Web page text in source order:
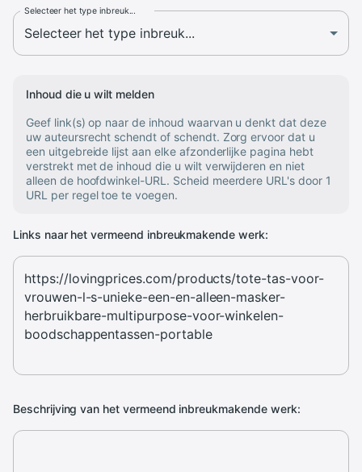
Selecteer het type inbreuk...
Inhoud die u wilt melden
Geef link(s) op naar de inhoud waarvan u denkt dat deze
uw auteursrecht schendt of schendt. Zorg ervoor dat u
een uitgebreide lijst aan elke afzonderlijke pagina hebt
verstrekt met de inhoud die u wilt verwijderen en niet
alleen de hoofdwinkel-URL. Scheid meerdere URL's door 1
URL per regel toe te voegen.
Links naar het vermeend inbreukmakende werk:
Beschrijving van het vermeend inbreukmakende werk: